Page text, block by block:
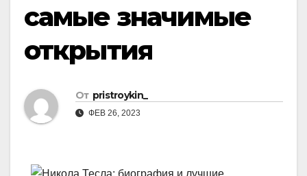
самые значимые
открытия
От pristroykin_
ФЕВ 26, 2023